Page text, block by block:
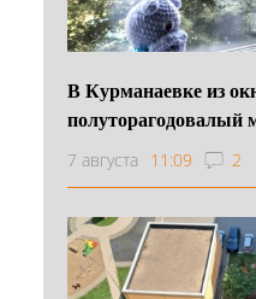
В Курманаевке из
7 августа 11:09 2